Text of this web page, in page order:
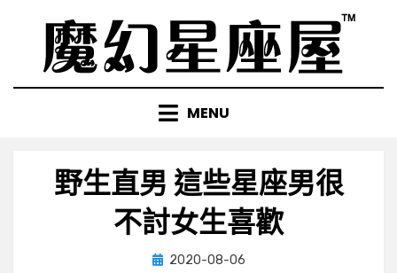
content
MENU
野生直男 這些星座男很
不討女生喜歡
by小編
Posted
2020-08-06